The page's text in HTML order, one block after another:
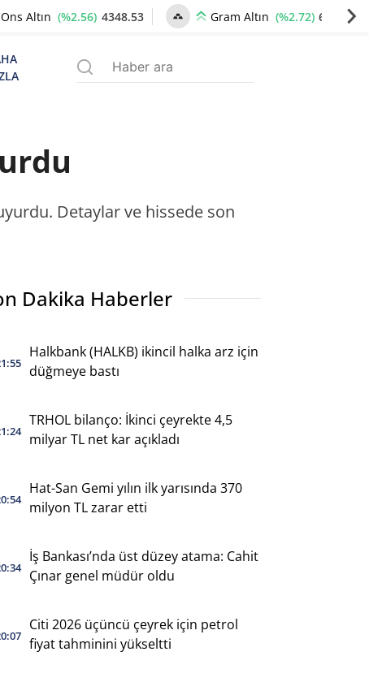
Ons Altın (%2.56) 4348.53 Gram Altın (%2.72) 6668.88
Detaylar ve hissede son
Dakika Haberler
Halkbank (HALKB) ikincil halka arz için
düğmeye bastı
TRHOL bilanço: İkinci çeyrekte 4,5
milyar TL net kar açıkladı
Hat-San Gemi yılın ilk yarısında 370
milyon TL zarar etti
İş Bankası’nda üst düzey atama: Cahit
Çınar genel müdür oldu
Citi 2026 üçüncü çeyrek için petrol
fiyat tahminini yükseltti